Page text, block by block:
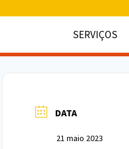
SERVIÇOS
DATA
21 maio 2023